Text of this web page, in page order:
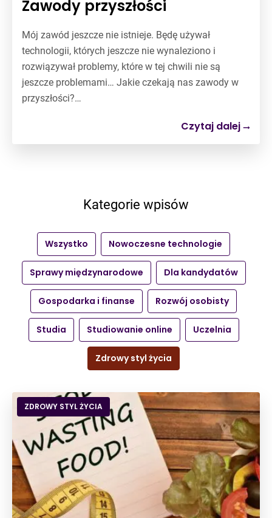
Zawody przyszłości
Mój zawód jeszcze nie istnieje. Będę używał
technologii, których jeszcze nie wynaleziono i
rozwiązywał problemy, które w tej chwili nie są
jeszcze problemami… Jakie czekają nas zawody w
przyszłości?…
Czytaj dalej
Kategorie wpisów
Wszystko Nowoczesne technologie
Sprawy międzynarodowe Dla kandydatów
Gospodarka i finanse Rozwój osobisty
Studia Studiowanie online Uczelnia
Zdrowy styl życia
ZDROWY STYL ŻYCIA